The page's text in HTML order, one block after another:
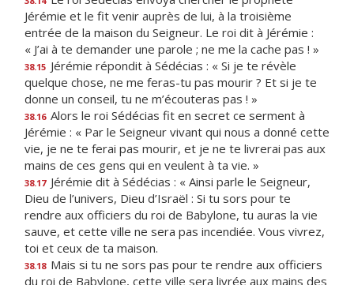
Jérémie et le fit venir auprès de lui, à la troisième
entrée de la maison du Seigneur. Le roi dit à Jérémie :
« J’ai à te demander une parole ; ne me la cache pas ! »
38.15 Jérémie répondit à Sédécias : « Si je te révèle
quelque chose, ne me feras-tu pas mourir ? Et si je te
donne un conseil, tu ne m’écouteras pas ! »
38.16 Alors le roi Sédécias fit en secret ce serment à
Jérémie : « Par le Seigneur vivant qui nous a donné cette
vie, je ne te ferai pas mourir, et je ne te livrerai pas aux
mains de ces gens qui en veulent à ta vie. »
38.17 Jérémie dit à Sédécias : « Ainsi parle le Seigneur,
Dieu de l’univers, Dieu d’Israël : Si tu sors pour te
rendre aux officiers du roi de Babylone, tu auras la vie
sauve, et cette ville ne sera pas incendiée. Vous vivrez,
toi et ceux de ta maison.
38.18 Mais si tu ne sors pas pour te rendre aux officiers
du roi de Babylone, cette ville sera livrée aux mains des